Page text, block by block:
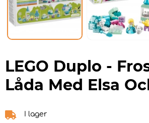
LEGO Duplo -
Låda Med Elsa
I lager